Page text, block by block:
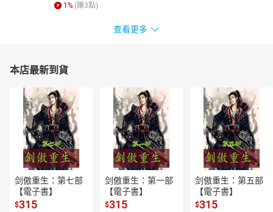
1% (賺3點)
查看更多
本店最新到貨
剑傲重生：第七部
【電子書】
$315
剑傲重生：第一部
【電子書】
$315
剑傲重生：第五部
【電子書】
$315